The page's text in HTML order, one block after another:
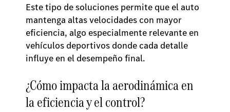
Este tipo de soluciones permite que el auto
mantenga altas velocidades con mayor
eficiencia, algo especialmente relevante en
vehículos deportivos donde cada detalle
influye en el desempeño final.
¿Cómo impacta la aerodinámica en
la eficiencia y el control?